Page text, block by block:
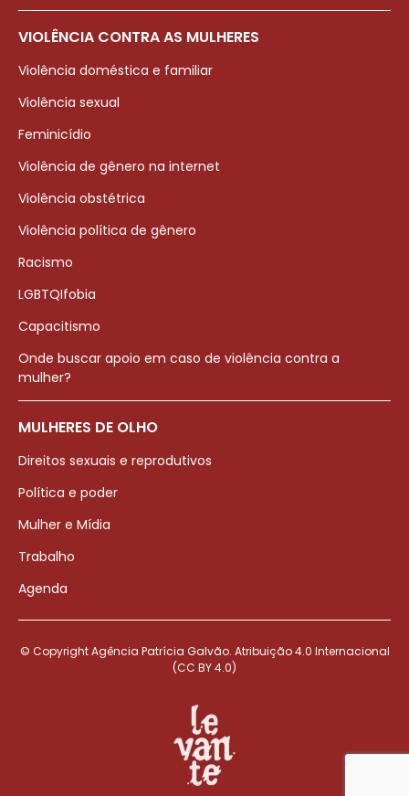
VIOLÊNCIA CONTRA AS MULHERES
Violência doméstica e familiar
Violência sexual
Feminicídio
Violência de gênero na internet
Violência obstétrica
Violência política de gênero
Racismo
LGBTQIfobia
Capacitismo
Onde buscar apoio em caso de violência contra a
mulher?
MULHERES DE OLHO
Direitos sexuais e reprodutivos
Política e poder
Mulher e Mídia
Trabalho
Agenda
© Copyright Agência Patrícia Galvão. Atribuição 4.0 Internacional
(CC BY 4.0)